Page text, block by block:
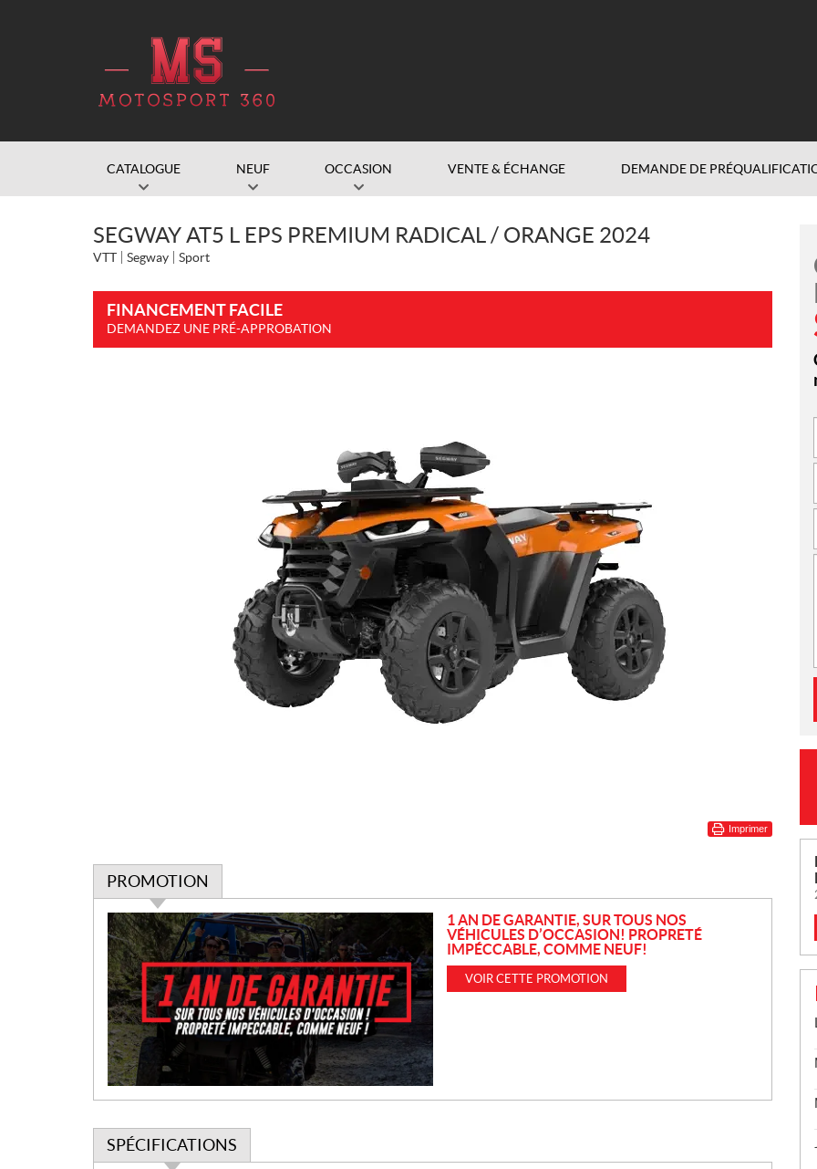
CATALOGUE NEUF OCCASION VENTE & ÉCHANGE DEMANDE DE
SEGWAY AT5 L EPS PREMIUM RADICAL / ORANGE 2024
VTT Segway Sport
FINANCEMENT FACILE
DEMANDEZ UNE PRÉ-APPROBATION
Imprimer
PROMOTION
P
r
o
m
o
t
i
o
n
1 AN DE GARANTIE, SUR TOUS NOS
VÉHICULES D’OCCASION! PROPRETÉ
IMPÉCCABLE, COMME NEUF!
VOIR CETTE PROMOTION
SPÉCIFICATIONS